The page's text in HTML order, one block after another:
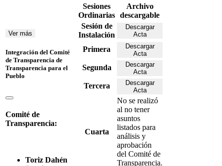
Ver más
Integración del Comité
de Transparencia de
Transparencia para el
Pueblo
Comité de
Transparencia:
Toriz Dahén
Sesiones
Ordinarias
Archivo
descargable
Sesión de
Instalación
Descargar
Acta
Primera
Descargar
Acta
Segunda
Descargar
Acta
Tercera
Descargar
Acta
Cuarta
No se realizó
al no tener
asuntos
listados para
análisis y
aprobación
del Comité de
Transparencia.